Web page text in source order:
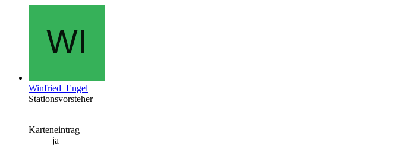
Winfried_Engel
Stationsvorsteher
Karteneintrag
ja